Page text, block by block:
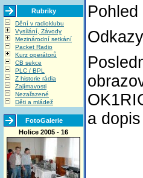
Rubriky
Dění v radioklubu
Vysílání, Závody
Mezinárodní setkání
Packet Radio
Kurz operátorů
CB sekce
PLC / BPL
Z historie rádia
Zajímavosti
Nezařazené
Děti a mládež
FotoGalerie
Holice 2005 - 16
a